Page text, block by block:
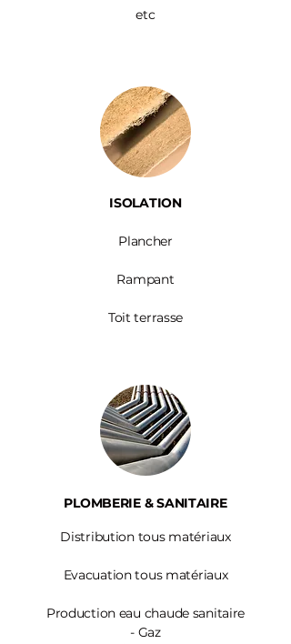
etc
ISOLATION
Plancher
Rampant
Toit terrasse
PLOMBERIE & SANITAIRE
Distribution tous matériaux
Evacuation tous matériaux
Production eau chaude sanitaire
- Gaz